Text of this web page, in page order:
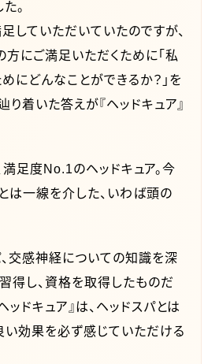
。
していただいていたのですが、
方にご満足いただくために「私
にどんなことができるか？」を
り着いた答えが『ヘッドキュア』
足度No.1のヘッドキュア。今
は一線を介した、いわば頭の
、交感神経についての知識を深
得し、資格を取得したものだ
ッドキュア』は、ヘッドスパとは
い効果を必ず感じていただける